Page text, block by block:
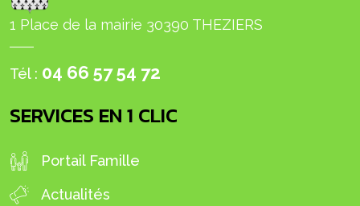
1 Place de la mairie 30390 THEZIERS
Tél : 04 66 57 54 72
SERVICES EN 1 CLIC
Portail Famille
Actualités